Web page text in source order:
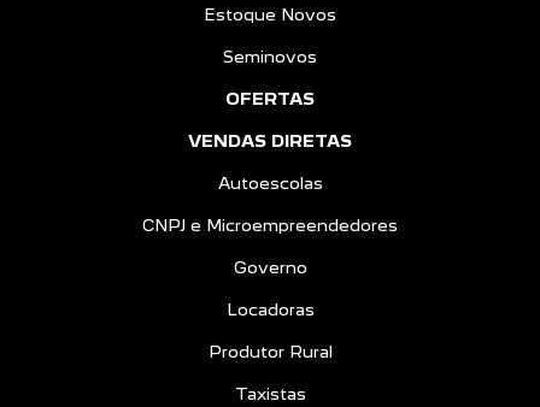
Estoque Novos
Seminovos
OFERTAS
VENDAS DIRETAS
Autoescolas
CNPJ e Microempreendedores
Governo
Locadoras
Produtor Rural
Taxistas